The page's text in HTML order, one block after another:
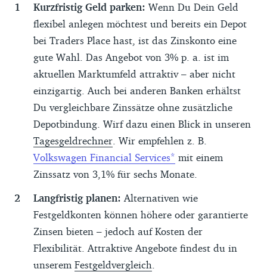
Kurzfristig Geld parken: Wenn Du Dein Geld
flexibel anlegen möchtest und bereits ein Depot
bei Traders Place hast, ist das Zinskonto eine
gute Wahl. Das Angebot von 3% p. a. ist im
aktuellen Marktumfeld attraktiv – aber nicht
einzigartig. Auch bei anderen Banken erhältst
Du vergleichbare Zinssätze ohne zusätzliche
Depotbindung. Wirf dazu einen Blick in unseren
Tagesgeldrechner. Wir empfehlen z. B.
Volkswagen Financial Services
mit einem
Zinssatz von 3,1% für sechs Monate.
Langfristig planen: Alternativen wie
Festgeldkonten können höhere oder garantierte
Zinsen bieten – jedoch auf Kosten der
Flexibilität. Attraktive Angebote findest du in
unserem Festgeldvergleich.